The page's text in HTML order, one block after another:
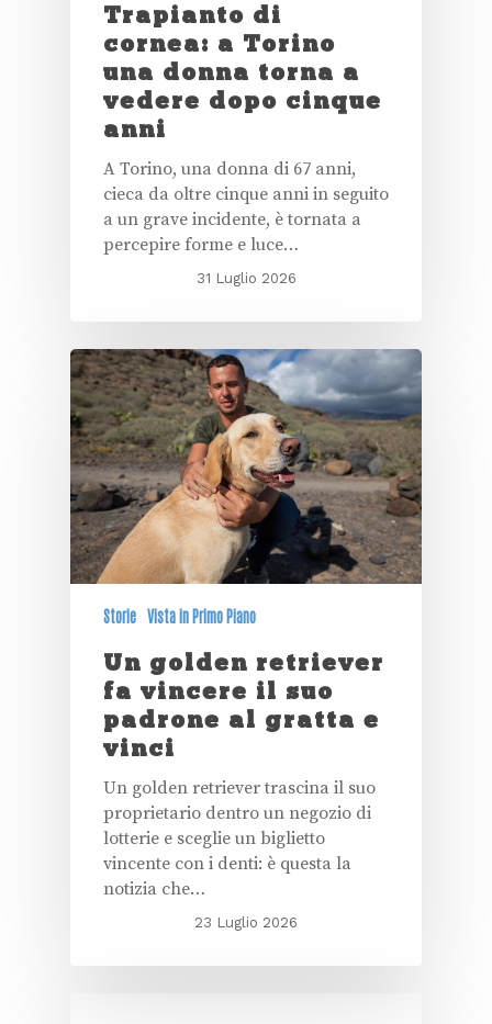
Trapianto di
cornea: a Torino
una donna torna a
vedere dopo cinque
anni
A Torino, una donna di 67 anni,
cieca da oltre cinque anni in seguito
a un grave incidente, è tornata a
percepire forme e luce…
31 Luglio 2026
Storie Vista in Primo Piano
Un golden retriever
fa vincere il suo
padrone al gratta e
vinci
Un golden retriever trascina il suo
proprietario dentro un negozio di
lotterie e sceglie un biglietto
vincente con i denti: è questa la
notizia che…
23 Luglio 2026